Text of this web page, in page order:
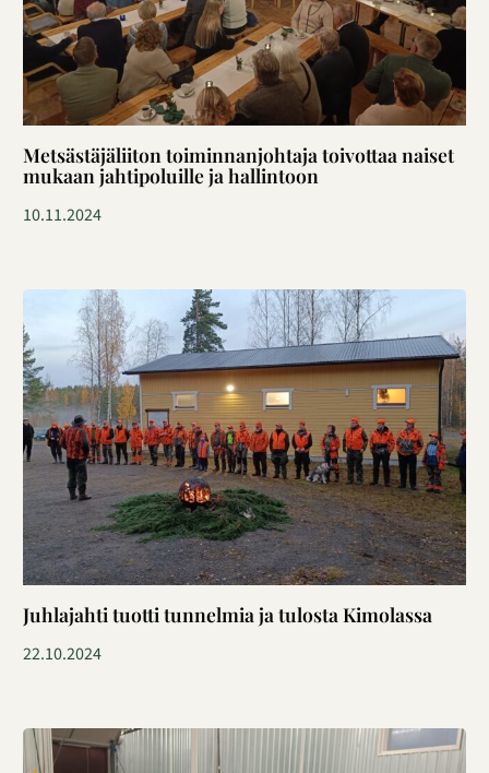
Metsästäjäliiton toiminnanjohtaja toivottaa naiset
mukaan jahtipoluille ja hallintoon
10.11.2024
Juhlajahti tuotti tunnelmia ja tulosta Kimolassa
22.10.2024